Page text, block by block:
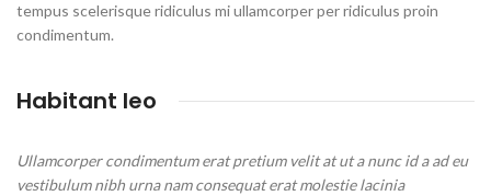
tempus scelerisque ridiculus mi ullamcorper per ridiculus proin
condimentum.
Habitant leo
Ullamcorper condimentum erat pretium velit at ut a nunc id a ad eu
vestibulum nibh urna nam consequat erat molestie lacinia